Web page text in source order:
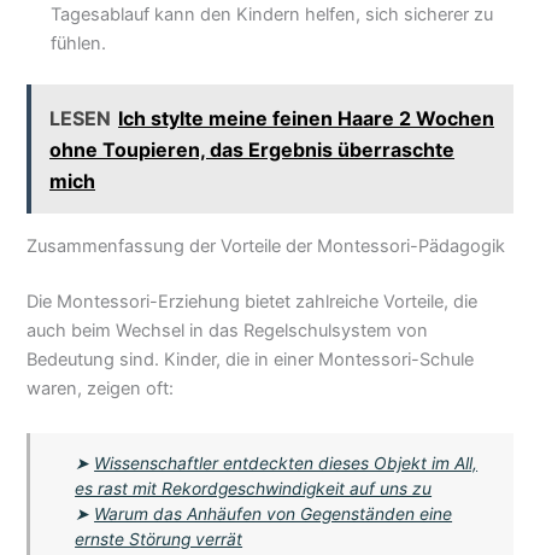
Tagesablauf kann den Kindern helfen, sich sicherer zu
fühlen.
LESEN Ich stylte meine feinen Haare 2 Wochen
ohne Toupieren, das Ergebnis überraschte
mich
Zusammenfassung der Vorteile der Montessori-Pädagogik
Die Montessori-Erziehung bietet zahlreiche Vorteile, die
auch beim Wechsel in das Regelschulsystem von
Bedeutung sind. Kinder, die in einer Montessori-Schule
waren, zeigen oft:
➤ Wissenschaftler entdeckten dieses Objekt im All,
es rast mit Rekordgeschwindigkeit auf uns zu
➤ Warum das Anhäufen von Gegenständen eine
ernste Störung verrät